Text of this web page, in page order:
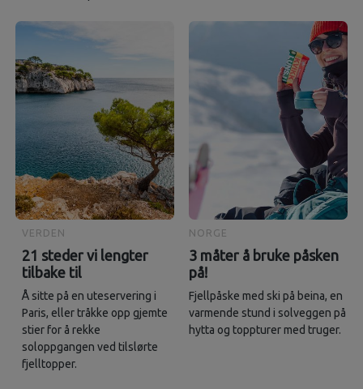
VERDEN
21 steder vi lengter
tilbake til
Å sitte på en uteservering i
Paris, eller tråkke opp gjemte
stier for å rekke
soloppgangen ved tilslørte
fjelltopper.
NORGE
3 måter å bruke påsken
på!
Fjellpåske med ski på beina, en
varmende stund i solveggen på
hytta og toppturer med truger.